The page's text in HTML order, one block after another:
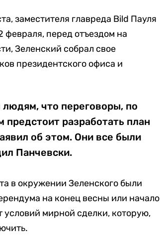
заместителя главреда Bild Пауля
февраля, перед отъездом на
Зеленский собрал свое
президентского офиса и
людям, что переговоры, по
предстоит разработать план
об этом. Они все были
Панчевски.
в окружении Зеленского были
на конец весны или начало
условий мирной сделки, которую,